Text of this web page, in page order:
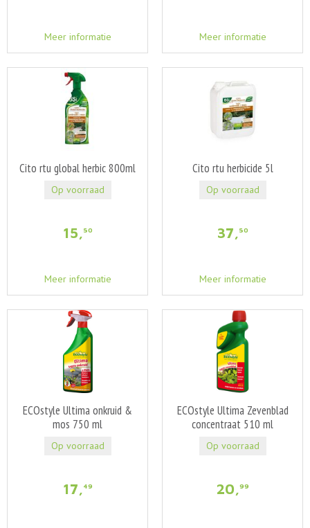
Meer informatie Meer informatie
Cito rtu global herbic 800ml
15,50
Meer informatie
Op voorraad
Cito rtu herbicide 5l
37,50
Meer informatie
Op voorraad
ECOstyle Ultima onkruid &
mos 750 ml
17,49
Op voorraad
ECOstyle Ultima Zevenblad
concentraat 510 ml
20,99
Op voorraad